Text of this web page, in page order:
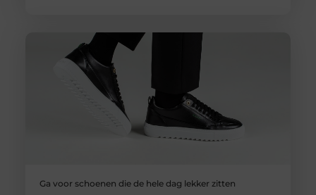
Ga voor schoenen die de hele dag lekker zitten